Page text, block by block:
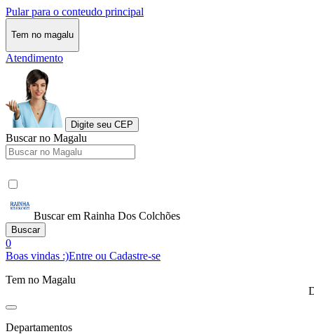
Pular para o conteudo principal
Tem no magalu
Atendimento
Digite seu CEP
Buscar no Magalu
Buscar em Rainha Dos Colchões
Buscar
0
Boas vindas :)Entre ou Cadastre-se
Tem no Magalu
Departamentos